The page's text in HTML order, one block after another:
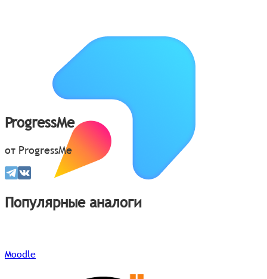
ProgressMe
от ProgressMe
Популярные аналоги
Moodle